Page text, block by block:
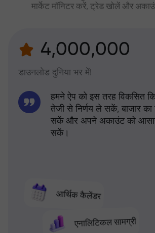
मार्केट मॉनिटर करें, ट्रेड खोलें और
4,000,000
डाउनलोड दुनिया भर में!
आर्थिक कैलेंडर
एनालिटिकल सामग्री
हमने ऐप को इस तरह विकसित
तेजी से निर्णय ले सकें, बाजार
सकें और अपने अकाउंट को
सकें।